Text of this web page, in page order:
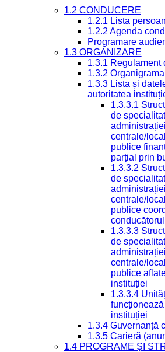
1.2 CONDUCERE
1.2.1 Lista
1.2.2 Agenda
Programare
1.3 ORGANIZARE
1.3.1 Regulament
1.3.2 Organigrama
1.3.3 Lista și
autoritatea
1.3.3.1
de
centrale/
publice
parțial prin
1.3.3.2
de
centrale/
publice
1.3.3.3
de
centrale/
publice
instituției
1.3.3.4
instituției
1.3.4 Guvernanță
1.3.5 Carieră
1.4 PROGRAME ȘI